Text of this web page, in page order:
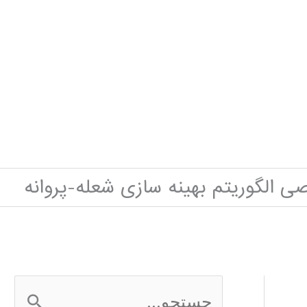
بهینه سازی شعله-پروانه